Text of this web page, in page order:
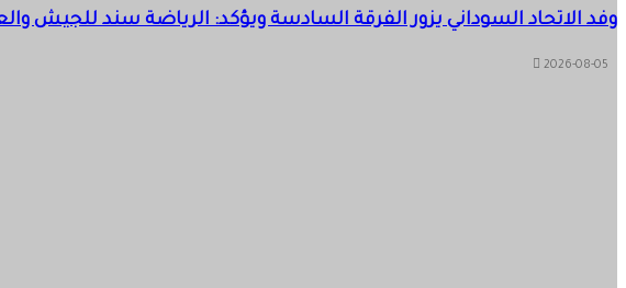
وفد الاتحاد السوداني يزور الفرقة السادسة ويؤكد: الرياضة سند للجيش
2026-08-05